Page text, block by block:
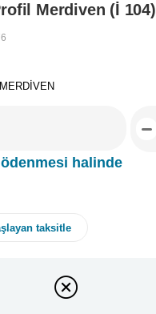
Merdiven (İ 104)
halinde
taksitle